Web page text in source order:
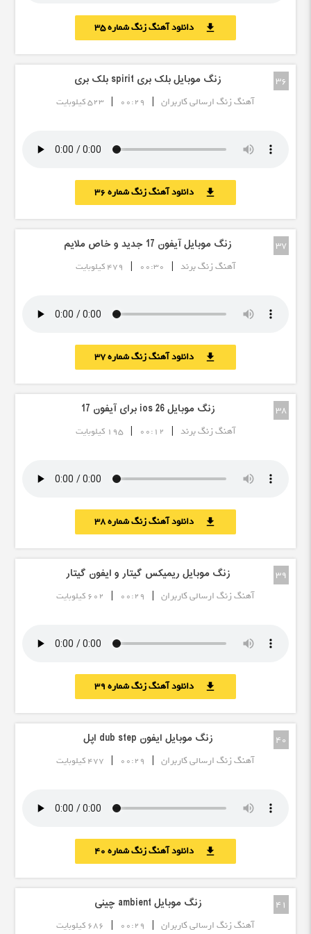
download دانلود آهنگ زنگ شماره 35
36 زنگ موبایل بلک بری spirit بلک بری
آهنگ زنگ ارسالی کاربران |
00:29
| 523 کیلوبایت
download دانلود آهنگ زنگ شماره 36
37 زنگ موبایل آیفون 17 جدید و خاص ملایم
آهنگ زنگ برند |
00:30
| 479 کیلوبایت
download دانلود آهنگ زنگ شماره 37
38 زنگ موبایل ios 26 برای آیفون 17
آهنگ زنگ برند |
00:12
| 195 کیلوبایت
download دانلود آهنگ زنگ شماره 38
39 زنگ موبایل ریمیکس گیتار و ایفون گیتار
آهنگ زنگ ارسالی کاربران |
00:29
| 602 کیلوبایت
download دانلود آهنگ زنگ شماره 39
40 زنگ موبایل ایفون dub step اپل
آهنگ زنگ ارسالی کاربران |
00:29
| 477 کیلوبایت
download دانلود آهنگ زنگ شماره 40
41 زنگ موبایل ambient چینی
آهنگ زنگ ارسالی کاربران |
00:29
| 686 کیلوبایت